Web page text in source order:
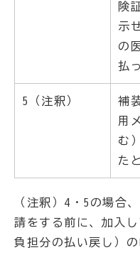
険
示
の
払
5（注釈）
補
用
む
た
（注釈）4・5の場合
請をする前に、加入
負担分の払い戻し）